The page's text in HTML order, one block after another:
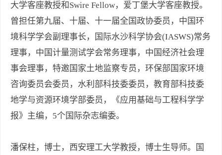
大学客座教授和Swire Fellow，爱丁堡大学客座教授。
曾担任第九届、十届、十一届全国政协委员，中国环
境科学学会副理事长，国际水沙科学协会(IASWS)常务
理事，中国计量测试学会常务理事，中国经济社会理
事会理事，特邀国家土地监察专员，环保部国家环境
咨询委员会委员，水利部科技委委员，教育部科技委
地学与资源环境学部委员，《应用基础与工程科学学
报》主编，5个国际杂志编委。
潘保柱，博士，西安理工大学教授，博士生导师。国